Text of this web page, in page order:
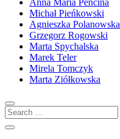
Anna Maria Pencina
Michał Pieńkowski
Agnieszka Polanowska
Grzegorz Rogowski
Marta Spychalska
Marek Teler
Mirela Tomczyk
Marta Ziółkowska
Search
…